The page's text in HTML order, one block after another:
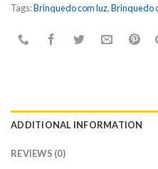
Tags:Brinquedo com luz,Brinquedo
ADDITIONAL INFORMATION
REVIEWS (0)